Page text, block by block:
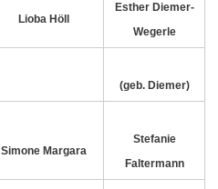
Lioba Höll
Esther Diemer-
Wegerle
(geb. Diemer)
Simone Margara
Stefanie
Faltermann